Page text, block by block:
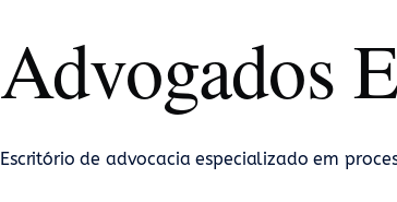
Advogados
Escritório de advocacia especializado em